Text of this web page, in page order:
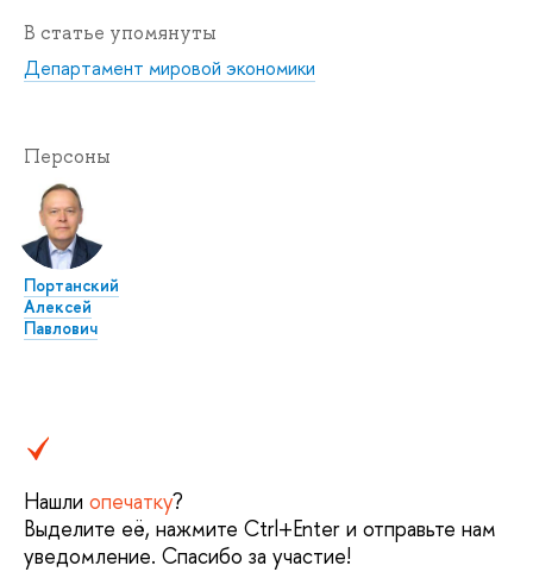
В статье упомянуты
Департамент мировой экономики
Персоны
Портанский
Алексей
Павлович
Нашли опечатку?
Выделите её, нажмите Ctrl+Enter и отправьте нам
уведомление. Спасибо за участие!